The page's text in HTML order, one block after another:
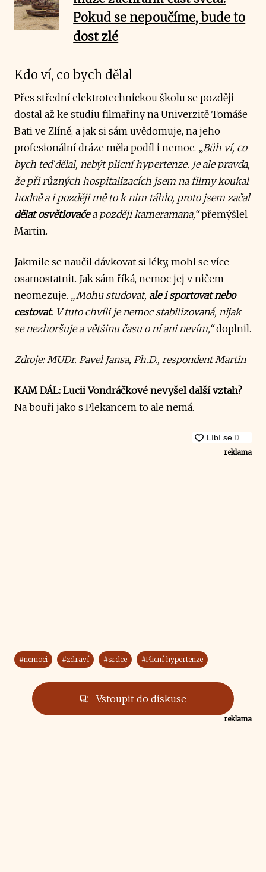
Pokud se nepoučíme, bude to
dost zlé
Kdo ví, co bych dělal
Přes střední elektrotechnickou školu se později
dostal až ke studiu filmařiny na Univerzitě Tomáše
Bati ve Zlíně, a jak si sám uvědomuje, na jeho
profesionální dráze měla podíl i nemoc. „Bůh ví, co
bych teď dělal, nebýt plicní hypertenze. Je ale pravda,
že při různých hospitalizacích jsem na filmy koukal
hodně a i později mě to k nim táhlo, proto jsem začal
dělat osvětlovačea později kameramana,“přemýšlel
Martin.
Jakmile se naučil dávkovat si léky, mohl se více
osamostatnit. Jak sám říká, nemoc jej v ničem
neomezuje. „Mohu studovat, ale i sportovat nebo
cestovat. V tuto chvíli je nemoc stabilizovaná, nijak
se nezhoršuje a většinu času o ní ani nevím,“doplnil.
Zdroje: MUDr. Pavel Jansa, Ph.D., respondent Martin
KAM DÁL: Lucii Vondráčkové nevyšel další vztah?
Na bouři jako s Plekancem to ale nemá.
reklama
#nemoci #zdraví #srdce #Plicní hypertenze
Vstoupit do diskuse
reklama